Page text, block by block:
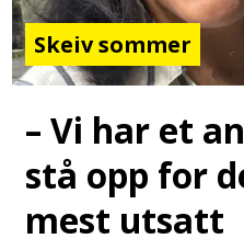
Skeiv sommer
– Vi har et
stå opp for
mest utsatt